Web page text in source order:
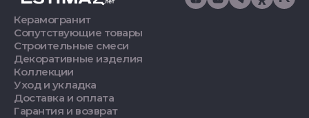
Керамогранит
Сопутствующие товары
Строительные смеси
Декоративные изделия
Коллекции
Уход и укладка
Доставка и оплата
Гарантия и возврат